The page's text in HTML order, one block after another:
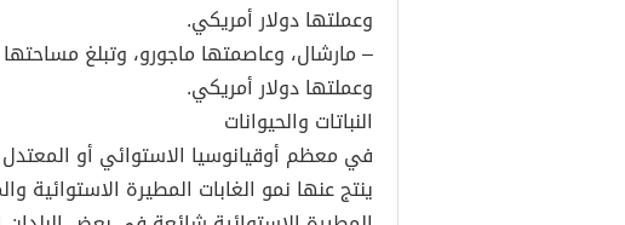
وعملتها دولار أمريكي.
وعملتها دولار أمريكي.
النباتات والحيوانات
في معظم أوقيانوسيا الاستوائي أو
ينتج عنها نمو الغابات المطيرة الاستوائية